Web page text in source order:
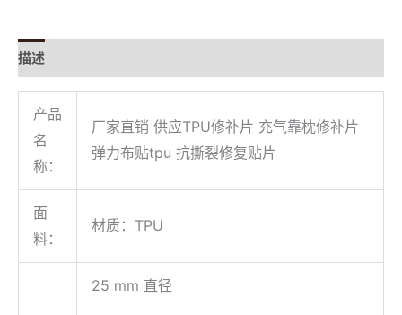
描述
产品
名
称：
厂家直销 供应TPU修补片 充气靠枕修补片
弹力布贴tpu 抗撕裂修复贴片
面
料：
材质：TPU
25 mm 直径